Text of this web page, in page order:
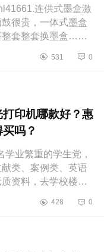
连供式墨盒激
很贵，一体式墨盒
整套整套换墨盒…连
右，墨水瓶口每色...
531 0
印机哪款好？惠
吗？
学业繁重的学生党，
类、案例类、英语
资料，去学校楼下
经过慎重考虑...
428 0